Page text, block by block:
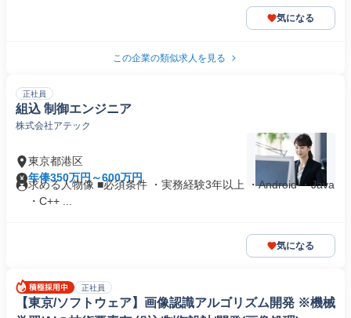
気になる
この企業の類似求人を見る
正社員
組込 制御エンジニア
株式会社アテック
東京都港区
年俸350万円～600万円
求める人物像 ■必須条件 ・実務経験3年以上 ・Android ・Java
・C++ ...
気になる
正社員
【東京/ソフトウェア】画像認識アルゴリズム開発 ※機械